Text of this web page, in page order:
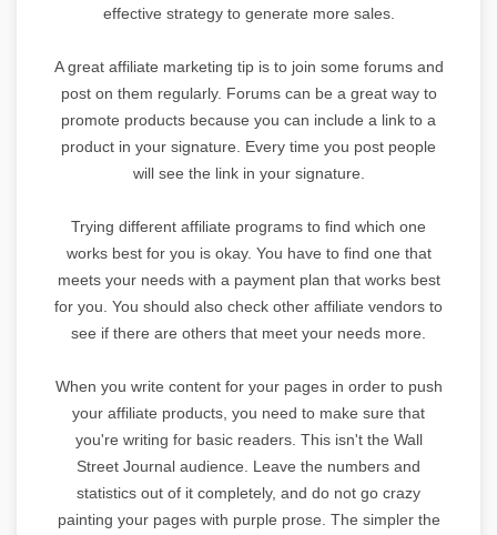
effective strategy to generate more sales.
A great affiliate marketing tip is to join some forums and
post on them regularly. Forums can be a great way to
promote products because you can include a link to a
product in your signature. Every time you post people
will see the link in your signature.
Trying different affiliate programs to find which one
works best for you is okay. You have to find one that
meets your needs with a payment plan that works best
for you. You should also check other affiliate vendors to
see if there are others that meet your needs more.
When you write content for your pages in order to push
your affiliate products, you need to make sure that
you're writing for basic readers. This isn't the Wall
Street Journal audience. Leave the numbers and
statistics out of it completely, and do not go crazy
painting your pages with purple prose. The simpler the